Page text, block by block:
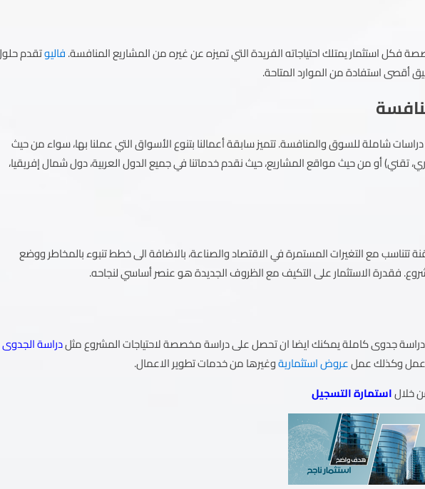
استثمار يمتلك احتياجاته الفريدة التي تميزه عن غيره من المشاريع المنافسة.فاليوتقدم
استفادة من الموارد المتاحة.
شاملة للسوق والمنافسة. تتميز سابقة أعمالنا بتنوع الأسواق التي عملنا بها، سواء من حيث
تقني) أو من حيث مواقع المشاريع، حيث نقدم خدماتنا في جميع الدول العربية، دول شمال إفريقيا،
تتناسب مع التغيرات المستمرة في الاقتصاد والصناعة، بالاضافة الى خطط تنبوء بالمخاطر ووضع
فقدرة الاستثمار على التكيف مع الظروف الجديدة هو عنصر أساسي لنجاحه.
دراسة جدوى كاملة يمكنك ايضا ان تحصل على دراسة مخصصة لاحتياجات المشروع مثلدراسة الجدوى
عمل وكذلك عملعروض استثماريةوغيرها من خدمات تطوير الاعمال.
خلالاستمارة التسجيل